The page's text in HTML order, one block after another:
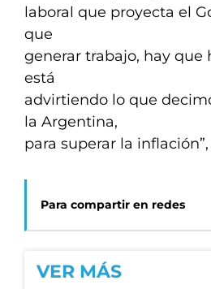
laboral que proyecta el
que
generar trabajo, hay que
está
advirtiendo lo que
la Argentina,
para superar la
Para compartir en redes
VER MÁS